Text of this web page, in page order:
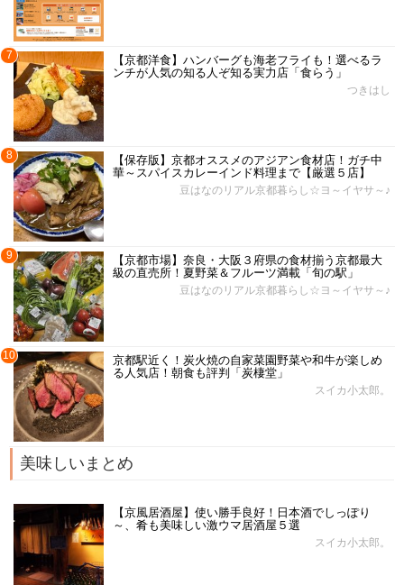
7
【京都洋食】ハンバーグも海老フライも！選べるラ
ンチが人気の知る人ぞ知る実力店「食らう」
つきはし
8
【保存版】京都オススメのアジアン食材店！ガチ中
華～スパイスカレーインド料理まで【厳選５店】
豆はなのリアル京都暮らし☆ヨ～イヤサ～♪
9
【京都市場】奈良・大阪３府県の食材揃う京都最大
級の直売所！夏野菜＆フルーツ満載「旬の駅」
豆はなのリアル京都暮らし☆ヨ～イヤサ～♪
10
京都駅近く！炭火焼の自家菜園野菜や和牛が楽しめ
る人気店！朝食も評判「炭棲堂」
スイカ小太郎。
美味しいまとめ
【京風居酒屋】使い勝手良好！日本酒でしっぽり
～、肴も美味しい激ウマ居酒屋５選
スイカ小太郎。